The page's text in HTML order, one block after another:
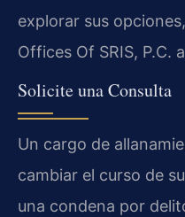
explorar sus
Offices Of SRIS, P.C.
Solicite una Consulta
Un cargo de
cambiar el curso de
una condena por